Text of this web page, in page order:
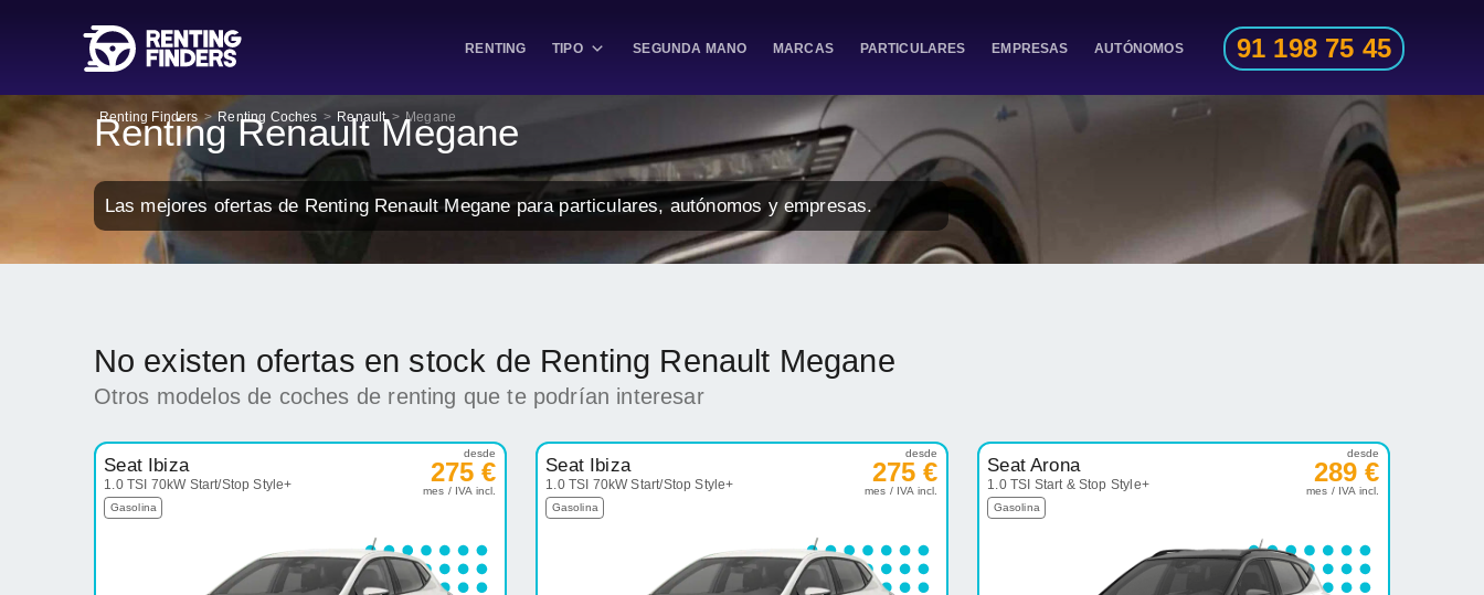
RENTING TIPO SEGUNDA MANO MARCAS PARTICULARES EMPRESAS AUTÓNOMOS 91 198 75 45
Renting Finders > Renting Coches > Renault > Megane
Renting Renault Megane
Las mejores ofertas de Renting Renault Megane para particulares, autónomos y empresas.
No existen ofertas en stock de Renting Renault Megane
Otros modelos de coches de renting que te podrían interesar
Seat Ibiza
1.0 TSI 70kW Start/Stop Style+
Gasolina
desde
275 €
mes / IVA incl.
Seat Ibiza
1.0 TSI 70kW Start/Stop Style+
Gasolina
desde
275 €
mes / IVA incl.
Seat Arona
1.0 TSI Start & Stop Style+
Gasolina
desde
289 €
mes / IVA incl.